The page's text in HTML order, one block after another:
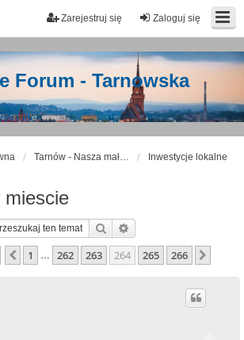
Zaloguj się
Zarejestruj się
Forum - Tarnowska
i idei
Tarnów - Nasza mała Ojczyzna Inwestycje lokalne
miescie
Szukaj
Strona 264 Z266
Poprzednia
1 … 262 263 264 265 266